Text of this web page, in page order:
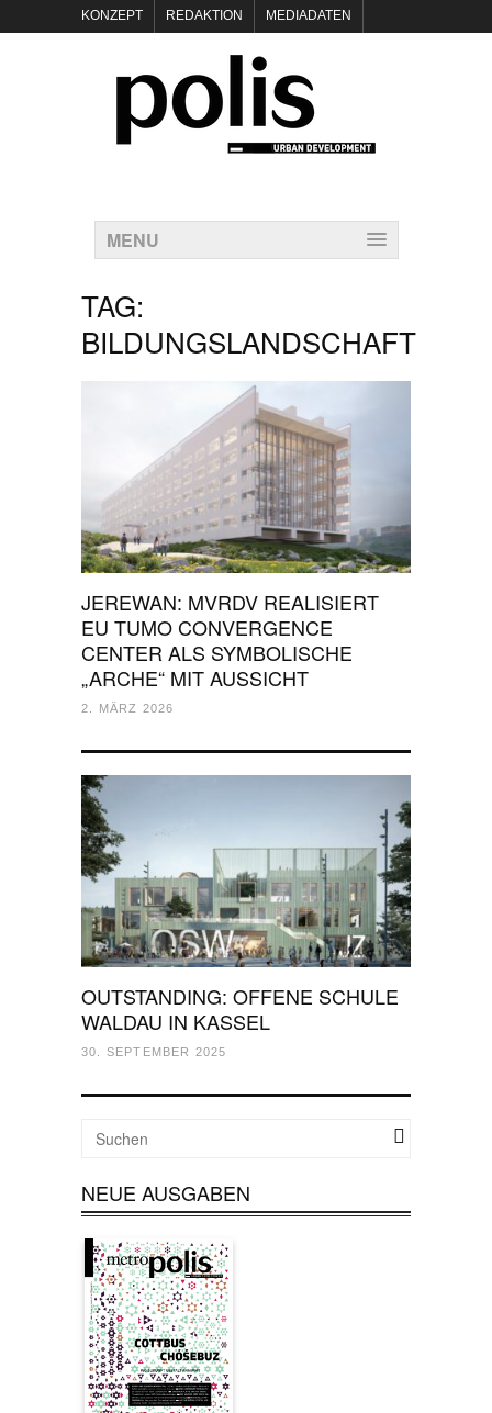
KONZEPT REDAKTION MEDIADATEN
POLIS KEYNOTES
KONTAKT DATENSCHUTZ IMPRESSUM
MENU
TAG:
BILDUNGSLANDSCHAFT
JEREWAN: MVRDV REALISIERT
EU TUMO CONVERGENCE
CENTER ALS SYMBOLISCHE
„ARCHE“ MIT AUSSICHT
2. MÄRZ 2026
OUTSTANDING: OFFENE SCHULE
WALDAU IN KASSEL
30. SEPTEMBER 2025
NEUE AUSGABEN